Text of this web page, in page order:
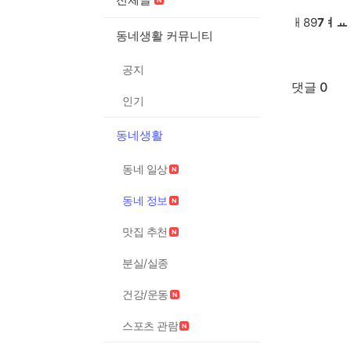
동네생활 커뮤니티
공지
인기
동네생활
동네 일상
동네 정보
맛집 추천
분실/실종
건강/운동
스포츠 관람
ㅐ897ㅕㅛ
댓글 0